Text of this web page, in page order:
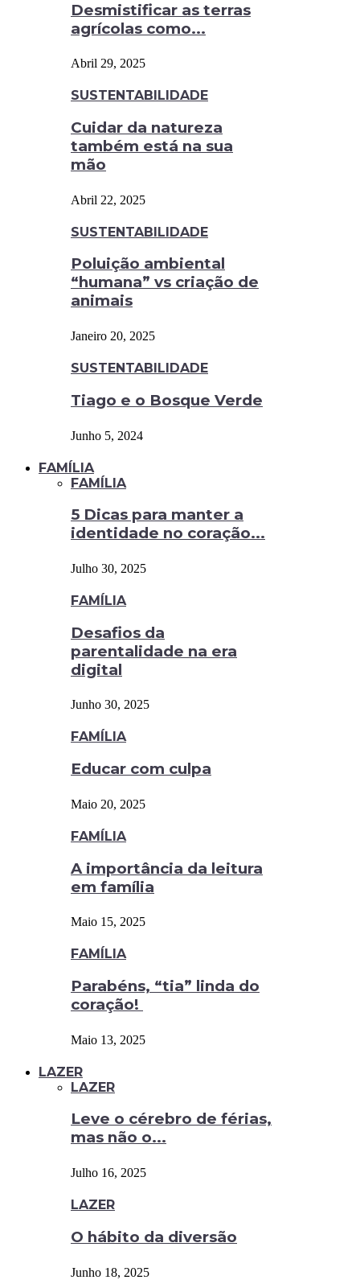
Desmistificar as terras
agrícolas como...
Abril 29, 2025
SUSTENTABILIDADE
Cuidar da natureza
também está na sua
mão
Abril 22, 2025
SUSTENTABILIDADE
Poluição ambiental
“humana” vs criação de
animais
Janeiro 20, 2025
SUSTENTABILIDADE
Tiago e o Bosque Verde
Junho 5, 2024
FAMÍLIA
FAMÍLIA
5 Dicas para manter a
identidade no coração...
Julho 30, 2025
FAMÍLIA
Desafios da
parentalidade na era
digital
Junho 30, 2025
FAMÍLIA
Educar com culpa
Maio 20, 2025
FAMÍLIA
A importância da leitura
em família
Maio 15, 2025
FAMÍLIA
Parabéns, “tia” linda do
coração!
Maio 13, 2025
LAZER
LAZER
Leve o cérebro de férias,
mas não o...
Julho 16, 2025
LAZER
O hábito da diversão
Junho 18, 2025